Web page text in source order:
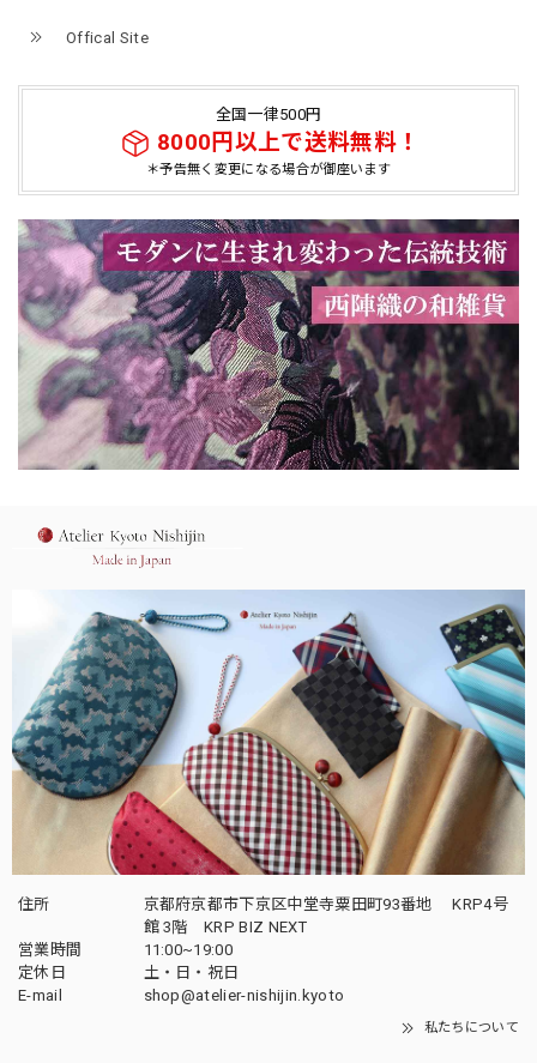
Offical Site
全国一律500円
8000円以上で送料無料！
＊予告無く変更になる場合が御座います
住所
京都府京都市下京区中堂寺粟田町93番地 KRP4号
館 3階 KRP BIZ NEXT
営業時間
11:00~19:00
定休日
土・日・祝日
E-mail
shop@atelier-nishijin.kyoto
私たちについて